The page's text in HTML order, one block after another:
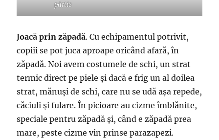
pârtie
Joacă prin zăpadă. Cu echipamentul potrivit,
copiii se pot juca aproape oricând afară, în
zăpadă. Noi avem costumele de schi, un strat
termic direct pe piele și dacă e frig un al doilea
strat, mănuși de schi, care nu se udă așa repede,
căciuli și fulare. În picioare au cizme îmblănite,
speciale pentru zăpadă și, când e zăpadă prea
mare, peste cizme vin prinse parazapezi.